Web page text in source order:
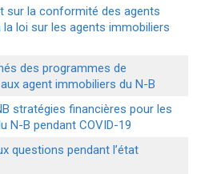
sur la conformité des agents
loi sur les agents immobiliers
des programmes de
agent immobiliers du N-B
stratégies financières pour les
N-B pendant COVID-19
questions pendant l’état